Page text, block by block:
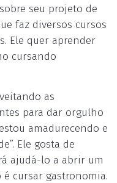
seu projeto de
faz diversos cursos
Ele quer aprender
cursando
as
para dar orgulho
amadurecendo e
Ele gosta de
ajudá-lo a abrir um
é cursar gastronomia.